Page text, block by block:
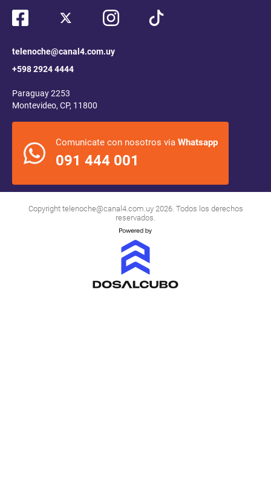
telenoche@canal4.com.uy
+598 2924 4444
Paraguay 2253
Montevideo, CP, 11800
Comunicate con nosotros via Whatsapp
091 444 001
Copyright telenoche@canal4.com.uy2026. Todos los derechos
reservados.